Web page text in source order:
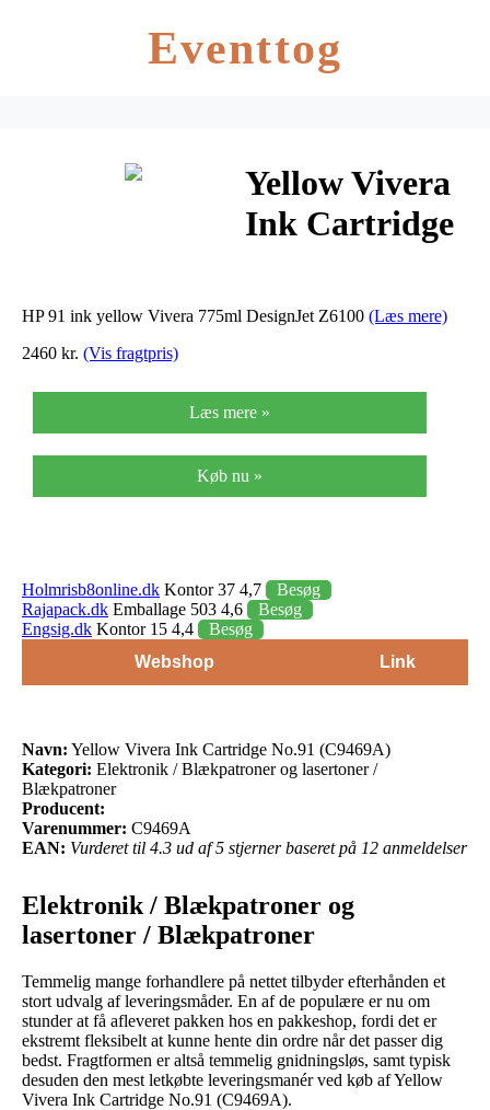
Eventtog
Yellow Vivera
Ink Cartridge
(C9469A)
HP 91 ink yellow Vivera 775ml DesignJet Z6100 (Læs mere)
2460 kr. (Vis fragtpris)
Læs mere »
Køb nu »
Holmrisb8online.dk Kontor 37 4,7
Besøg
Rajapack.dk Emballage 503 4,6
Besøg
Engsig.dk Kontor 15 4,4
Besøg
Webshop
Link
Navn: Yellow Vivera Ink Cartridge No.91 (C9469A)
Kategori: Elektronik / Blækpatroner og lasertoner /
Blækpatroner
Producent:
Varenummer: C9469A
EAN: Vurderet til 4.3 ud af 5 stjerner baseret på 12 anmeldelser
Elektronik / Blækpatroner og
lasertoner / Blækpatroner
Temmelig mange forhandlere på nettet tilbyder efterhånden et
stort udvalg af leveringsmåder. En af de populære er nu om
stunder at få afleveret pakken hos en pakkeshop, fordi det er
ekstremt fleksibelt at kunne hente din ordre når det passer dig
bedst. Fragtformen er altså temmelig gnidningsløs, samt typisk
desuden den mest letkøbte leveringsmanér ved køb af Yellow
Vivera Ink Cartridge No.91 (C9469A).